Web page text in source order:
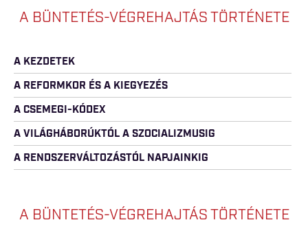
A BÜNTETÉS-VÉGREHAJTÁS TÖRTÉNETE
A KEZDETEK
A REFORMKOR ÉS A KIEGYEZÉS
A CSEMEGI-KÓDEX
A VILÁGHÁBORÚKTÓL A SZOCIALIZMUSIG
A RENDSZERVÁLTOZÁSTÓL NAPJAINKIG
A BÜNTETÉS-VÉGREHAJTÁS TÖRTÉNETE